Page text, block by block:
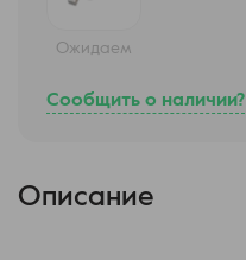
Ожидаем
Сообщить о наличии?
Описание